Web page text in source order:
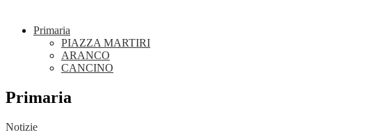
Primaria
PIAZZA MARTIRI
ARANCO
CANCINO
Primaria
Notizie